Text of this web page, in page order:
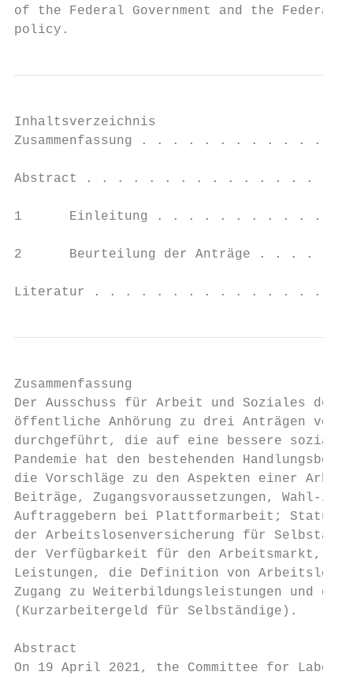
of the Federal Government and the
policy.
Inhaltsverzeichnis
Zusammenfassung . . . . . . .
Abstract . . . . . . . . . . . . . . .
1      Einleitung . . . . . . . . .
2      Beurteilung der
Literatur . . . . . . . . . . . . . .
Zusammenfassung
Der Ausschuss für Arbeit und Soziales des
öffentliche Anhörung zu drei Anträgen von
durchgeführt, die auf eine bessere soziale
Pandemie hat den bestehenden
die Vorschläge zu den Aspekten einer
Beiträge, Zugangsvoraussetzungen,
Auftraggebern bei Plattformarbeit;
der Arbeitslosenversicherung für
der Verfügbarkeit für den Arbeitsmarkt,
Leistungen, die Definition von
Zugang zu Weiterbildungsleistungen und der
(Kurzarbeitergeld für Selbständige).
Abstract
On 19 April 2021, the Committee for